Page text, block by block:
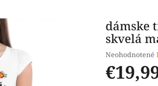
dámske
skvelá
Priemerné
hodnotenie
produktu
Neohodnotené